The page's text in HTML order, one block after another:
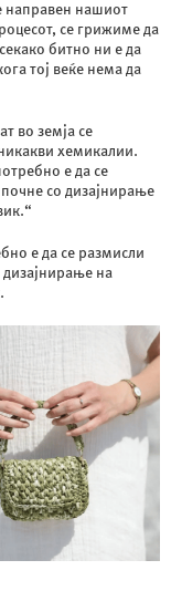
направен нашиот
се грижиме да
битно ни е да
тој веќе нема да
во земја се
хемикалии.
е да се
со дизајнирање
е да се размисли
дизајнирање на